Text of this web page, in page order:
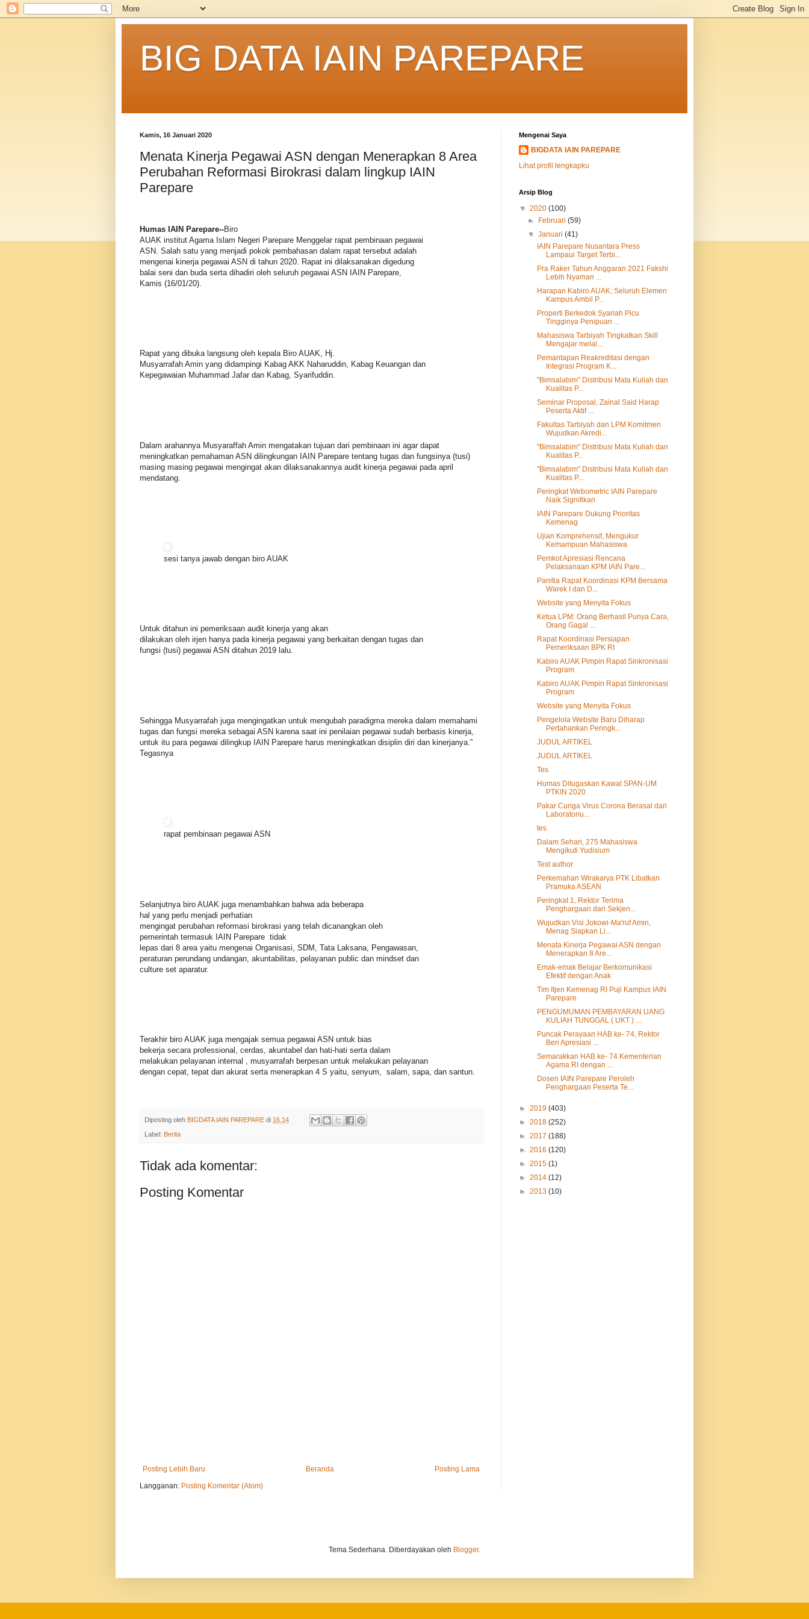
BIG DATA IAIN PAREPARE
Kamis, 16 Januari 2020
Menata Kinerja Pegawai ASN dengan Menerapkan 8 Area
Perubahan Reformasi Birokrasi dalam lingkup IAIN
Parepare
Humas IAIN Parepare--Biro
AUAK institut Agama Islam Negeri Parepare Menggelar rapat pembinaan pegawai
ASN. Salah satu yang menjadi pokok pembahasan dalam rapat tersebut adalah
mengenai kinerja pegawai ASN di tahun 2020. Rapat ini dilaksanakan digedung
balai seni dan buda serta dihadiri oleh seluruh pegawai ASN IAIN Parepare,
Kamis (16/01/20).
Rapat yang dibuka langsung oleh kepala Biro AUAK, Hj.
Musyarrafah Amin yang didampingi Kabag AKK Naharuddin, Kabag Keuangan dan
Kepegawaian Muhammad Jafar dan Kabag, Syarifuddin.
Dalam arahannya Musyaraffah Amin mengatakan tujuan dari pembinaan ini agar dapat
meningkatkan pemahaman ASN dilingkungan IAIN Parepare tentang tugas dan fungsinya (tusi)
masing masing pegawai mengingat akan dilaksanakannya audit kinerja pegawai pada april
mendatang.
sesi tanya jawab dengan biro AUAK
Untuk ditahun ini pemeriksaan audit kinerja yang akan
dilakukan oleh irjen hanya pada kinerja pegawai yang berkaitan dengan tugas dan
fungsi (tusi) pegawai ASN ditahun 2019 lalu.
Sehingga Musyarrafah juga mengingatkan untuk mengubah paradigma mereka dalam memahami
tugas dan fungsi mereka sebagai ASN karena saat ini penilaian pegawai sudah berbasis kinerja,
untuk itu para pegawai dilingkup IAIN Parepare harus meningkatkan disiplin diri dan kinerjanya.”
Tegasnya
rapat pembinaan pegawai ASN
Selanjutnya biro AUAK juga menambahkan bahwa ada beberapa
hal yang perlu menjadi perhatian
mengingat perubahan reformasi birokrasi yang telah dicanangkan oleh
pemerintah termasuk IAIN Parepare tidak
lepas dari 8 area yaitu mengenai Organisasi, SDM, Tata Laksana, Pengawasan,
peraturan perundang undangan, akuntabilitas, pelayanan public dan mindset dan
culture set aparatur.
Terakhir biro AUAK juga mengajak semua pegawai ASN untuk bias
bekerja secara professional, cerdas, akuntabel dan hati-hati serta dalam
melakukan pelayanan internal , musyarrafah berpesan untuk melakukan pelayanan
dengan cepat, tepat dan akurat serta menerapkan 4 S yaitu, senyum, salam, sapa, dan santun.
Diposting oleh BIGDATA IAIN PAREPARE di 16.14
Label: Berita
Tidak ada komentar:
Posting Komentar
Posting Lebih Baru Posting Lama
Beranda
Langganan: Posting Komentar (Atom)
Mengenai Saya
BIGDATA IAIN PAREPARE
Lihat profil lengkapku
Arsip Blog
▼ 2020 (100)
►
Februari(59)
▼Januari(41)
IAIN Parepare Nusantara Press
Lampaui Target Terbi...
Pra Raker Tahun Anggaran 2021 Fakshi
Lebih Nyaman ...
Harapan Kabiro AUAK; Seluruh Elemen
Kampus Ambil P...
Properti Berkedok Syariah Picu
Tingginya Penipuan ...
Mahasiswa Tarbiyah Tingkatkan Skill
Mengajar melal...
Pemantapan Reakreditasi dengan
Integrasi Program K...
"Bimsalabim" Distribusi Mata Kuliah dan
Kualitas P...
Seminar Proposal, Zainal Said Harap
Peserta Aktif ...
Fakultas Tarbiyah dan LPM Komitmen
Wujudkan Akredi...
"Bimsalabim" Distribusi Mata Kuliah dan
Kualitas P...
"Bimsalabim" Distribusi Mata Kuliah dan
Kualitas P...
Peringkat Webometric IAIN Parepare
Naik Signifikan
IAIN Parepare Dukung Prioritas
Kemenag
Ujian Komprehensif, Mengukur
Kemampuan Mahasiswa
Pemkot Apresiasi Rencana
Pelaksanaan KPM IAIN Pare...
Panitia Rapat Koordinasi KPM Bersama
Warek I dan D...
Website yang Menyita Fokus
Ketua LPM: Orang Berhasil Punya Cara,
Orang Gagal ...
Rapat Koordinasi Persiapan
Pemeriksaan BPK RI
Kabiro AUAK Pimpin Rapat Sinkronisasi
Program
Kabiro AUAK Pimpin Rapat Sinkronisasi
Program
Website yang Menyita Fokus
Pengelola Website Baru Diharap
Pertahankan Peringk...
JUDUL ARTIKEL
JUDUL ARTIKEL
Tes
Humas Ditugaskan Kawal SPAN-UM
PTKIN 2020
Pakar Curiga Virus Corona Berasal dari
Laboratoriu...
tes
Dalam Sehari, 275 Mahasiswa
Mengikuti Yudisium
Test author
Perkemahan Wirakarya PTK Libatkan
Pramuka ASEAN
Peringkat 1, Rektor Terima
Penghargaan dari Sekjen...
Wujudkan Visi Jokowi-Ma'ruf Amin,
Menag Siapkan Li...
Menata Kinerja Pegawai ASN dengan
Menerapkan 8 Are...
Emak-emak Belajar Berkomunikasi
Efektif dengan Anak
Tim Itjen Kemenag RI Puji Kampus IAIN
Parepare
PENGUMUMAN PEMBAYARAN UANG
KULIAH TUNGGAL ( UKT ) ...
Puncak Perayaan HAB ke- 74, Rektor
Beri Apresiasi ...
Semarakkan HAB ke- 74 Kementerian
Agama RI dengan ...
Dosen IAIN Parepare Peroleh
Penghargaan Peserta Te...
► 2019 (403)
► 2018 (252)
► 2017 (188)
► 2016 (120)
► 2015 (1)
► 2014 (12)
► 2013 (10)
Tema Sederhana. Diberdayakan oleh Blogger.